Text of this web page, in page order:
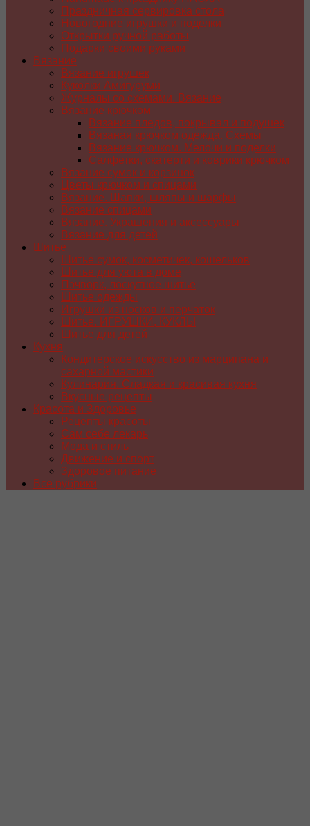
Праздничная сервировка стола
Новогодние игрушки и поделки
Открытки ручной работы
Подарки своими руками
Вязание
Вязание игрушек
Куколки Амигуруми
Журналы со схемами. Вязание
Вязание крючком
Вязание пледов, покрывал и подушек
Вязаная крючком одежда. Схемы
Вязание крючком. Мелочи и поделки
Салфетки, скатерти и коврики крючком
Вязание сумок и корзинок
Цветы крючком и спицами
Вязание. Шапки, шляпы и шарфы
Вязание спицами
Вязание. Украшения и аксессуары
Вязание для детей
Шитье
Шитье сумок, косметичек, кошельков
Шитье для уюта в доме
Пэчворк, лоскутное шитье
Шитье одежды
Игрушки из носков и перчаток
Шитье. ИГРУШКИ, КУКЛЫ
Шитье для детей
Кухня
Кондитерское искусство из марципана и
сахарной мастики
Кулинария. Сладкая и красивая кухня
Вкусные рецепты
Красота и Здоровье
Рецепты красоты
Сам себе лекарь
Мода и стиль
Движение и спорт
Здоровое питание
Все рубрики